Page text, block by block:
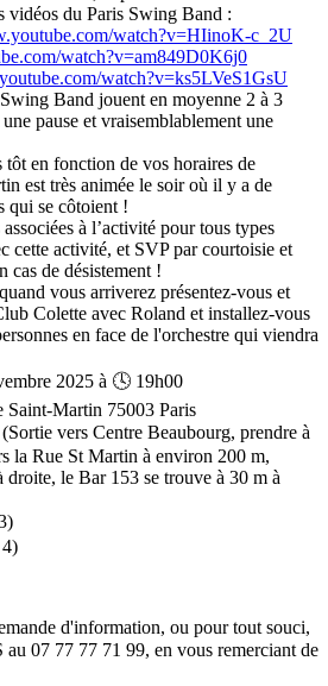
vidéos du Paris Swing Band :
watch?v=HIinoK-c_2U
watch?v=am849D0K6j0
watch?v=ks5LVeS1GsU
Band jouent en moyenne 2 à 3
pause et vraisemblablement une
en fonction de vos horaires de
est très animée le soir où il y a de
qui se côtoient !
à l’activité pour tous types
cette activité, et SVP par courtoisie et
cas de désistement !
vous arriverez présentez-vous et
Colette avec Roland et installez-vous
en face de l'orchestre qui viendra
2025 à 🕓 19h00
Martin 75003 Paris
vers Centre Beaubourg, prendre à
la Rue St Martin à environ 200 m,
le Bar 153 se trouve à 30 m à
d'information, ou pour tout souci,
07 77 77 71 99, en vous remerciant de